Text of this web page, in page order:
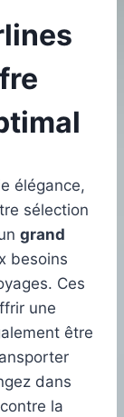
élégance,
sélection
grand
besoins
Ces
une
être
dans
la